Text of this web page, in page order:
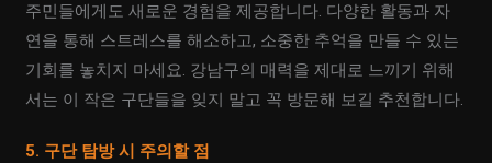
주민들에게도 새로운 경험을 제공합니다. 다양한 활동과 자
연을 통해 스트레스를 해소하고, 소중한 추억을 만들 수 있는
기회를 놓치지 마세요. 강남구의 매력을 제대로 느끼기 위해
서는 이 작은 구단들을 잊지 말고 꼭 방문해 보길 추천합니다.
5. 구단 탐방 시 주의할 점